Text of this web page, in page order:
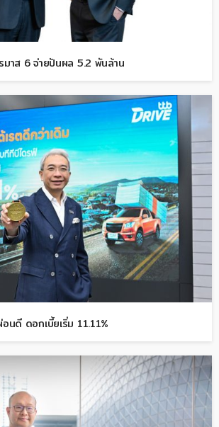
มาส 6 จ่ายปันผล 5.2 พันล้าน
นดี ดอกเบี้ยเริ่ม 11.11%